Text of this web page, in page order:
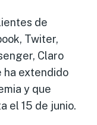
de
Twiter,
Claro
ha extendido
y que
el 15 de junio.